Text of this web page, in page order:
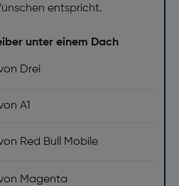
entspricht.
unter einem Dach
Drei
A1
von Red Bull Mobile
von Magenta